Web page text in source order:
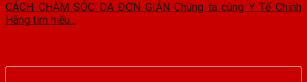
CÁCH CHĂM SÓC DA ĐƠN GIẢN Chúng ta cùng Y Tế Chính
Hãng tìm hiểu...